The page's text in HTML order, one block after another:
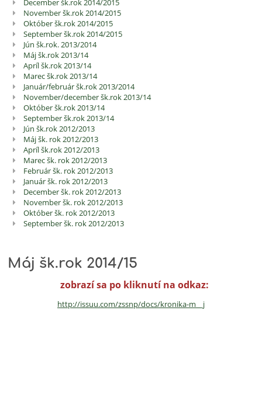
December šk.rok 2014/2015
November šk.rok 2014/2015
Október šk.rok 2014/2015
September šk.rok 2014/2015
Jún šk.rok. 2013/2014
Máj šk.rok 2013/14
Apríl šk.rok 2013/14
Marec šk.rok 2013/14
Január/február šk.rok 2013/2014
November/december šk.rok 2013/14
Október šk.rok 2013/14
September šk.rok 2013/14
Jún šk.rok 2012/2013
Máj šk. rok 2012/2013
Apríl šk.rok 2012/2013
Marec šk. rok 2012/2013
Február šk. rok 2012/2013
Január šk. rok 2012/2013
December šk. rok 2012/2013
November šk. rok 2012/2013
Október šk. rok 2012/2013
September šk. rok 2012/2013
Máj šk.rok 2014/15
zobrazí sa po kliknutí na odkaz:
http://issuu.com/zssnp/docs/kronika-m__j